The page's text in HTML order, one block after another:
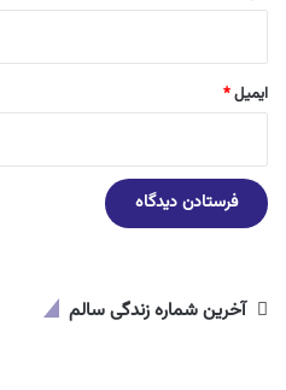
ایمیل*
آخرین شماره زندگی سالم